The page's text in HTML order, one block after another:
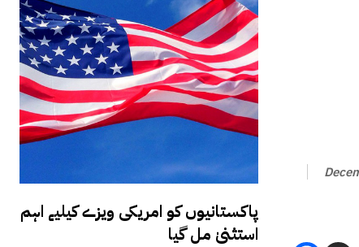
پاکستانیوں کو امریکی ویزے کیلیے اہم
استثنیٰ مل گیا